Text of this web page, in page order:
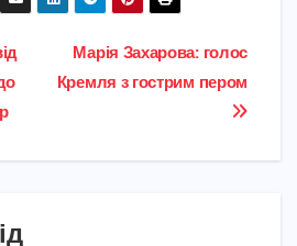
Марія Захарова: голос
Кремля з гострим пером